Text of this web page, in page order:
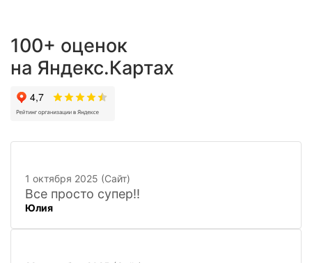
100+ оценок
на Яндекс.Картах
1 октября 2025 (Сайт)
Все просто супер!!
Юлия